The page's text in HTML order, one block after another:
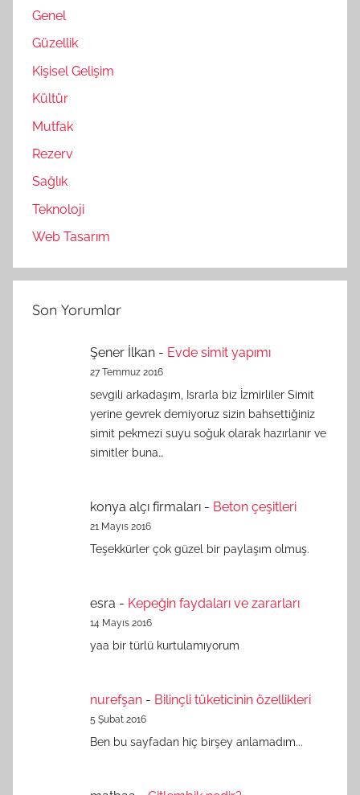
Genel
Güzellik
Kişisel Gelişim
Kültür
Mutfak
Rezerv
Sağlık
Teknoloji
Web Tasarım
Son Yorumlar
Şener İlkan - Evde simit yapımı
27 Temmuz 2016
sevgili arkadaşım, Israrla biz İzmirliler Simit
yerine gevrek demiyoruz sizin bahsettiğiniz
simit pekmezi suyu soğuk olarak hazırlanır ve
simitler buna…
konya alçı firmaları - Beton çeşitleri
21 Mayıs 2016
Teşekkürler çok güzel bir paylaşım olmuş.
esra - Kepeğin faydaları ve zararları
14 Mayıs 2016
yaa bir türlü kurtulamıyorum
nurefşan - Bilinçli tüketicinin özellikleri
5 Şubat 2016
Ben bu sayfadan hiç birşey anlamadım...